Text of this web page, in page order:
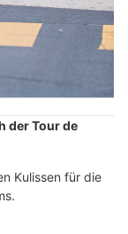
der Tour de
Kulissen für die